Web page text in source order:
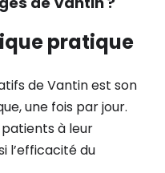
pratique
de Vantin est son
une fois par jour.
patients à leur
l’efficacité du